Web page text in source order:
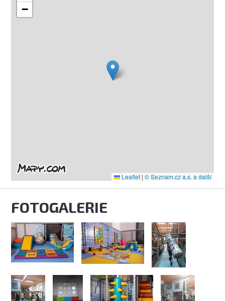
−
Leaflet | © Seznam.cz a.s. a další
FOTOGALERIE